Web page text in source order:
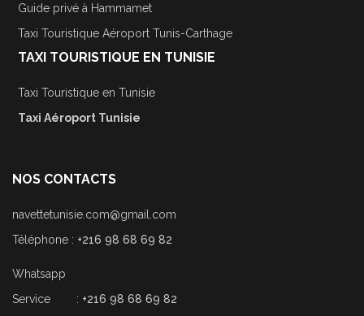
Guide privé à Hammamet
Taxi Touristique Aéroport Tunis-Carthage
TAXI TOURISTIQUE EN TUNISIE
Taxi Touristique en Tunisie
Taxi Aéroport Tunisie
NOS CONTACTS
navettetunisie.com@gmail.com
Téléphone : +216 98 68 69 82
Whatsapp
Service : +216 98 68 69 82